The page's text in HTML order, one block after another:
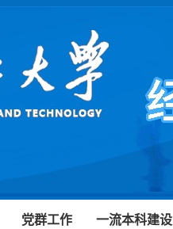
党群工作 一流本科建设